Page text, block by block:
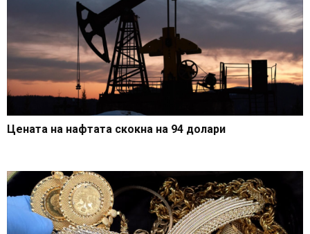
Цената на нафтата скокна на 94 долари